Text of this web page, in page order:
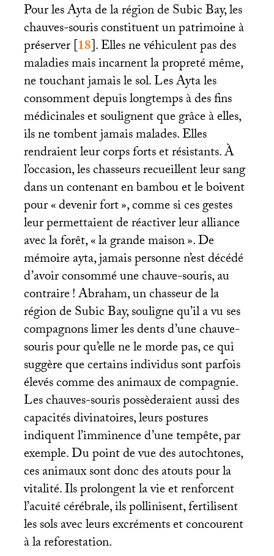
Pour les Ayta de la région de Subic Bay, les
chauves-souris constituent un patrimoine à
préserver[18]. Elles ne véhiculent pas des
maladies mais incarnent la propreté même,
ne touchant jamais le sol. Les Ayta les
consomment depuis longtemps à des fins
médicinales et soulignent que grâce à elles,
ils ne tombent jamais malades. Elles
rendraient leur corps forts et résistants. À
l’occasion, les chasseurs recueillent leur sang
dans un contenant en bambou et le boivent
pour «devenir fort», comme si ces gestes
leur permettaient de réactiver leur alliance
avec la forêt, «la grande maison». De
mémoire ayta, jamais personne n’est décédé
d’avoir consommé une chauve-souris, au
contraire! Abraham, un chasseur de la
région de Subic Bay, souligne qu’il a vu ses
compagnons limer les dents d’une chauve-
souris pour qu’elle ne le morde pas, ce qui
suggère que certains individus sont parfois
élevés comme des animaux de compagnie.
Les chauves-souris possèderaient aussi des
capacités divinatoires, leurs postures
indiquent l’imminence d’une tempête, par
exemple. Du point de vue des autochtones,
ces animaux sont donc des atouts pour la
vitalité. Ils prolongent la vie et renforcent
l’acuité cérébrale, ils pollinisent, fertilisent
les sols avec leurs excréments et concourent
à la reforestation.